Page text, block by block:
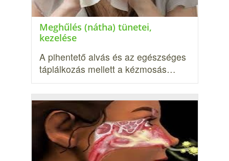
Meghűlés (nátha) tünetei,
kezelése
A pihentető alvás és az egészséges
táplálkozás mellett a kézmosás…